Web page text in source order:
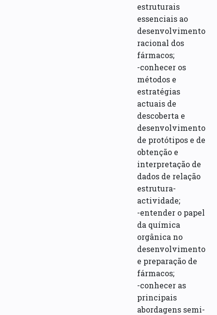
estruturais
essenciais ao
desenvolvimento
racional dos
fármacos;
-conhecer os
métodos e
estratégias
actuais de
descoberta e
desenvolvimento
de protótipos e de
obtenção e
interpretação de
dados de relação
estrutura-
actividade;
-entender o papel
da química
orgânica no
desenvolvimento
e preparação de
fármacos;
-conhecer as
principais
abordagens semi-